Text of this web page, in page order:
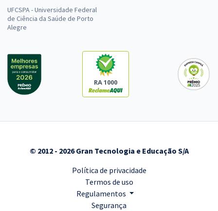
UFCSPA - Universidade Federal
de Ciência da Saúde de Porto
Alegre
RA 1000
© 2012 - 2026 Gran Tecnologia e Educação S/A
Política de privacidade
Termos de uso
Regulamentos
Segurança